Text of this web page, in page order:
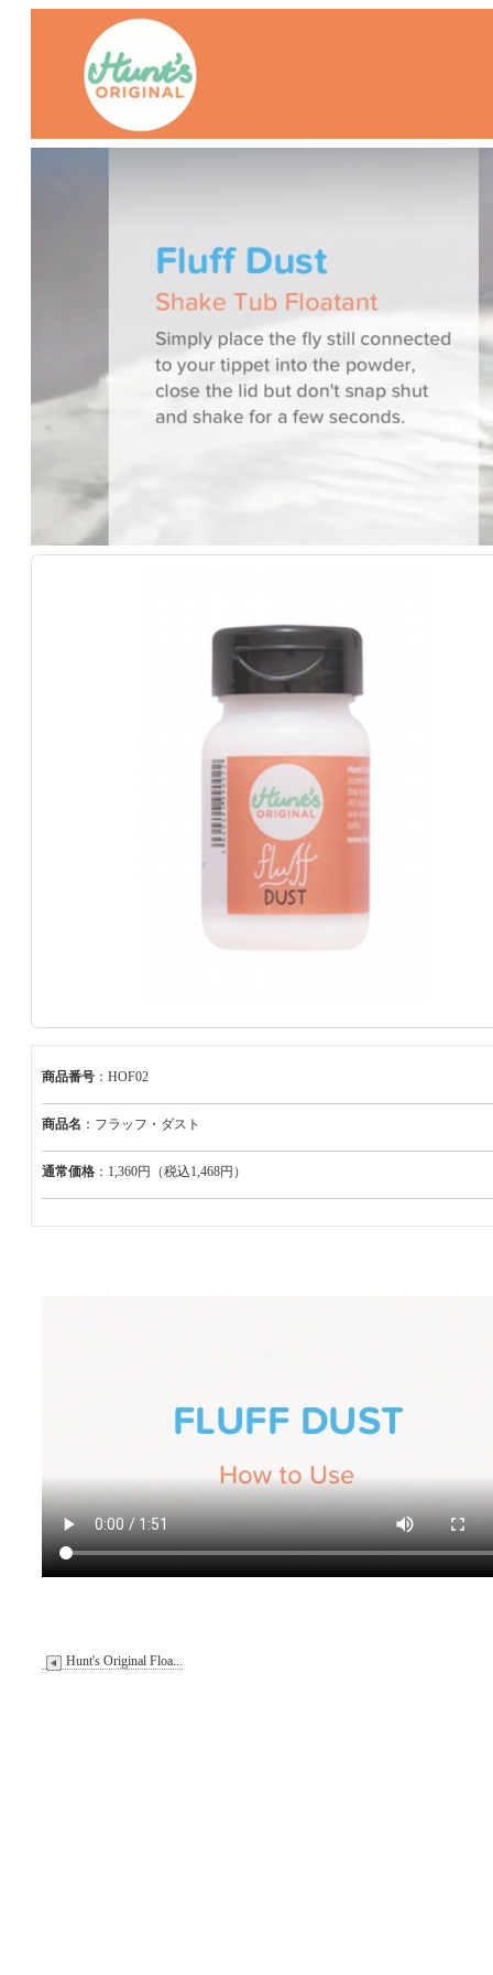
商品番号 ：HOF02
商品名 ：フラッフ・ダスト
通常価格 ：1,360円（税込1,468円）
Hunt's Original Floa...